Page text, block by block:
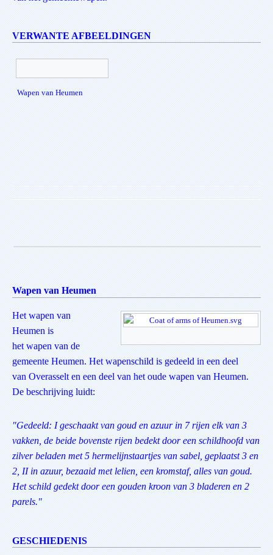
VERWANTE AFBEELDINGEN
Wapen van Heumen
Wapen van Heumen
Het wapen van
Heumen is
het wapen van de
gemeente Heumen. Het wapenschild is gedeeld in een deel
van Overasselt en een deel van het oude wapen van Heumen.
De beschrijving luidt:
"Gedeeld: I geschaakt van goud en azuur in 7 rijen elk van 3
vakken, de beide bovenste rijen bedekt door een schildhoofd van
zilver beladen met 5 hermelijnstaartjes van sabel, geplaatst 3 en
2, II in azuur, bezaaid met lelien, een kromstaf, alles van goud.
Het schild gedekt door een gouden kroon van 3 bladeren en 2
parels."
GESCHIEDENIS